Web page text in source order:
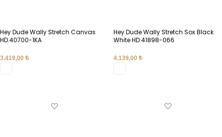
Hey Dude Wally Stretch Canvas
HD.40700-1KA
3.419,00 ₺
Hey Dude Wally Stretch Sox Black
White HD.41898-066
4.139,00 ₺